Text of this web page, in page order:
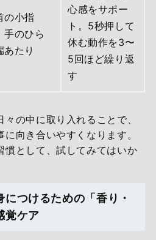
の小指
手のひら
あたり
心感をサポー
ト。5秒押して
休む動作を3〜
5回ほど繰り返
す
の中に取り入れることで、
向き合いやすくなります。
慣として、試してみてはいか
つけるための「香り・
覚ケア